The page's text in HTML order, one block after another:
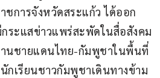
การจังหวัดสระแก้ว ได้ออก
ระแสข่าวแพร่สะพัดในสื่อสังคม
านชายแดนไทย-กัมพูชาในพื้นที่
กเรียนชาวกัมพูชาเดินทางข้าม